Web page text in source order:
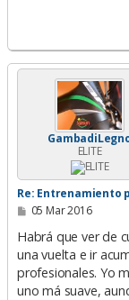
ELITE
Re: Entrenamiento
M
n
a
j
e
05 Mar 2016
Habrá que ver de
una vuelta e ir
profesionales. Yo
uno má suave,